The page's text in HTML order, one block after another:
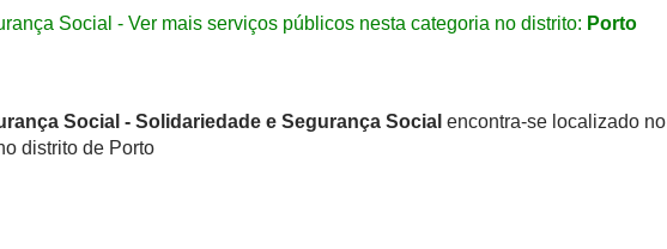
Social - Ver mais serviços públicos nesta categoria no distrito: Porto
Social - Solidariedade e Segurança Social encontra-se localizado no
distrito de Porto